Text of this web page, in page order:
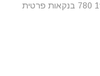
הפסגה 17 766 בית-וגן ירושלים דוד המלך 19 780 בנקאות פרטית